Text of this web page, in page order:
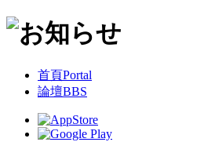
首頁Portal
論壇BBS